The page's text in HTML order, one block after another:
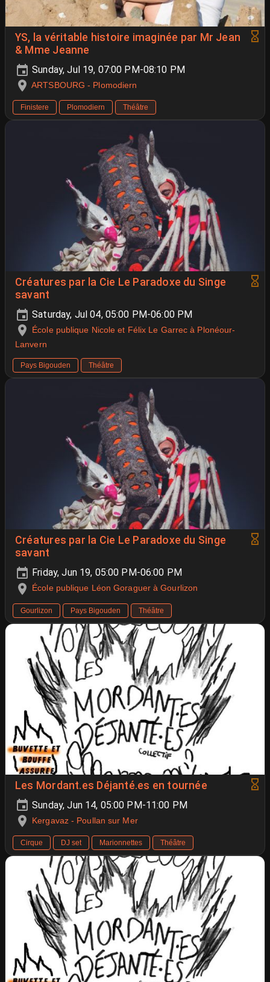
YS, la véritable histoire imaginée par Mr Jean
& Mme Jeanne
Sunday, Jul 19, 07:00 PM-08:10 PM
ARTSBOURG - Plomodiern
Finistere Plomodiern Théâtre
Créatures par la Cie Le Paradoxe du Singe
savant
Saturday, Jul 04, 05:00 PM-06:00 PM
École publique Nicole et Félix Le Garrec à Plonéour-
Lanvern
Pays Bigouden Théâtre
Créatures par la Cie Le Paradoxe du Singe
savant
Friday, Jun 19, 05:00 PM-06:00 PM
École publique Léon Goraguer à Gourlizon
Gourlizon Pays Bigouden Théâtre
Les Mordant.es Déjanté.es en tournée
Sunday, Jun 14, 05:00 PM-11:00 PM
Kergavaz - Poullan sur Mer
Cirque DJ set Marionnettes Théâtre